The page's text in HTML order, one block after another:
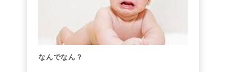
なんでなん？